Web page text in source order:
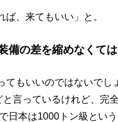
、来てもいい」と。
備の差を縮めなくて
もいいのではないでし
と言っているけれど、完
日本は1000トン級とい